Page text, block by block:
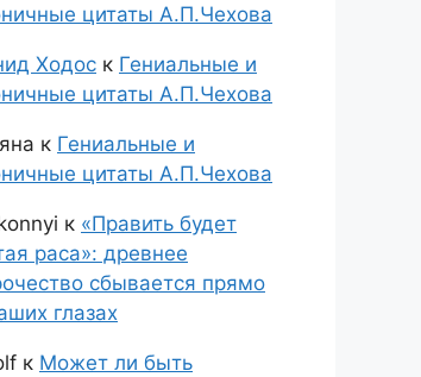
цитаты А.П.Чехова
Ходос к Гениальные и
цитаты А.П.Чехова
к Гениальные и
цитаты А.П.Чехова
к «Править будет
раса»: древнее
сбывается прямо
глазах
к Может ли быть